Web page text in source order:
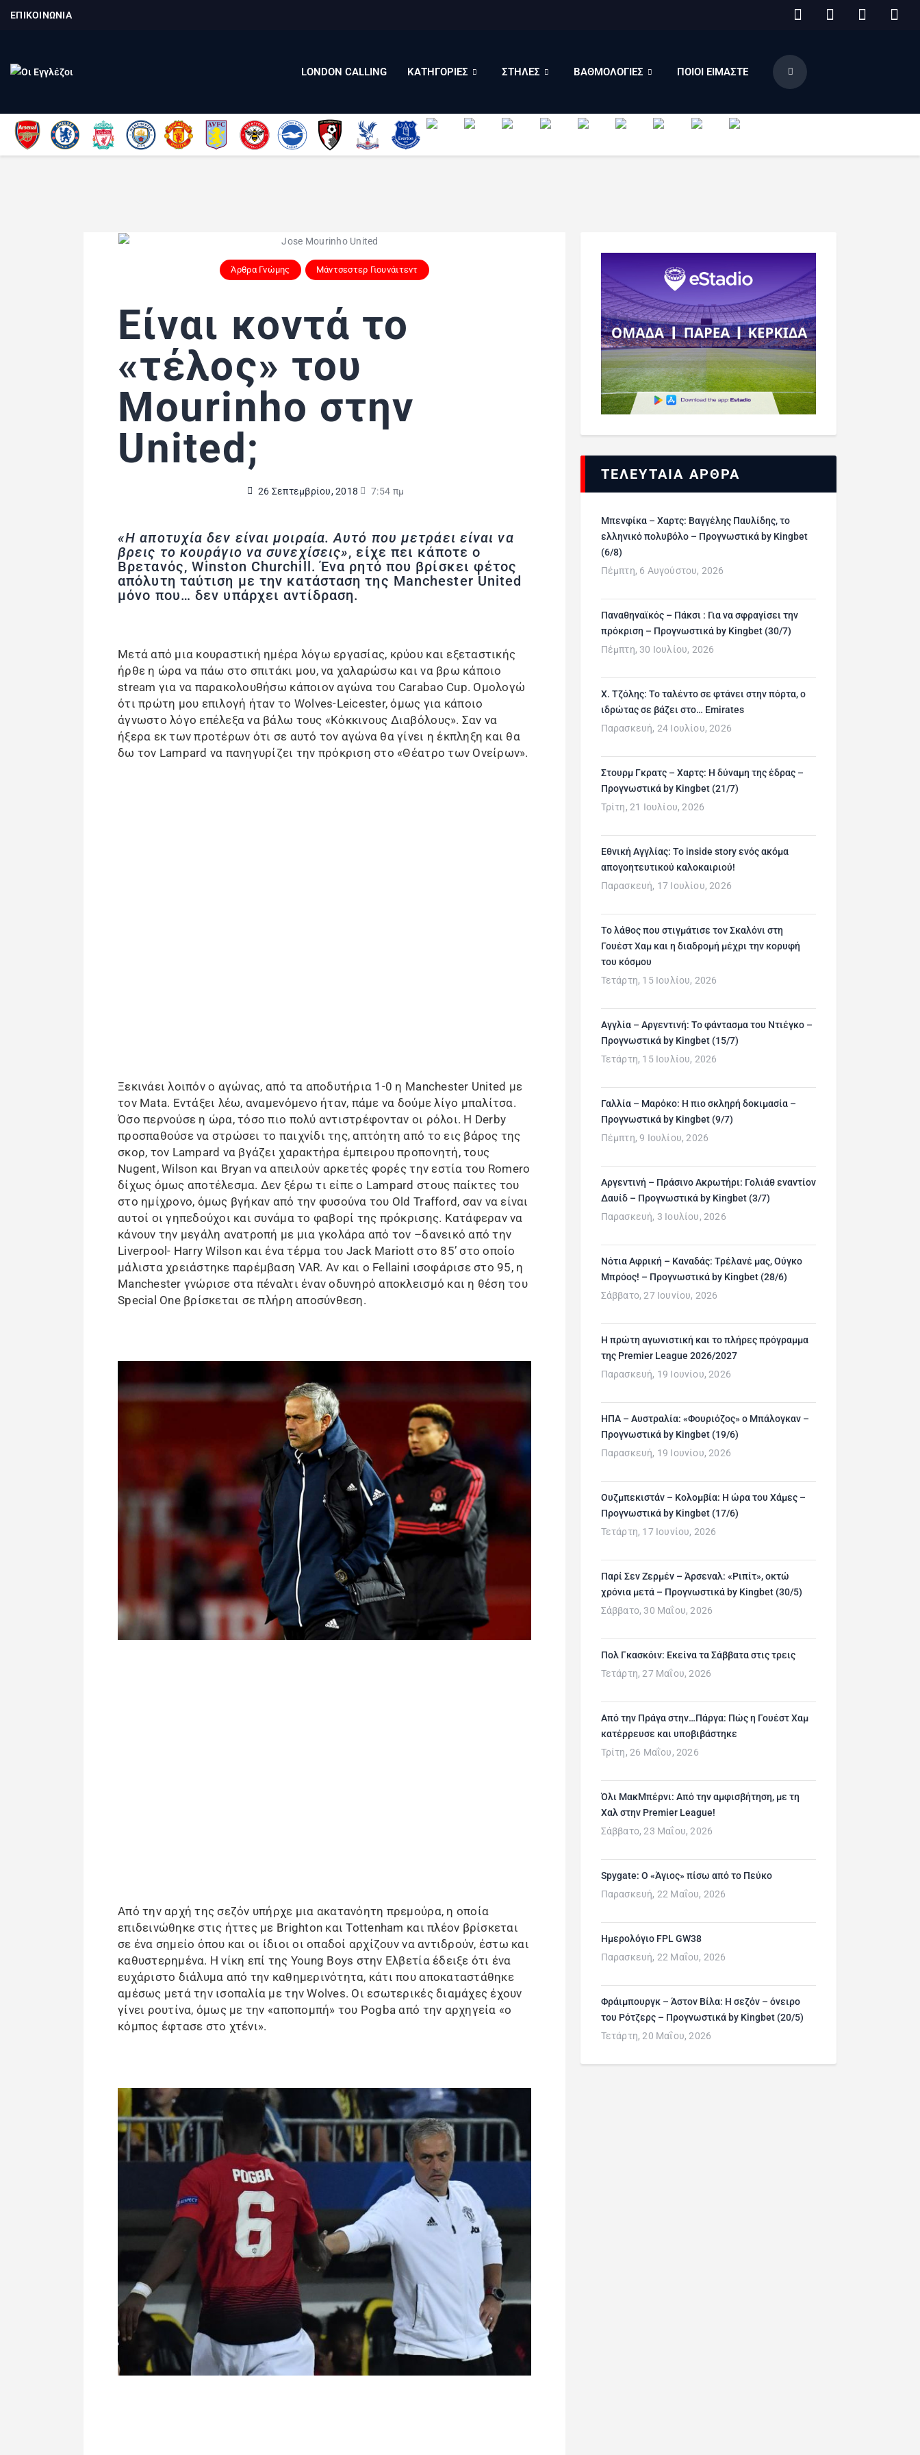
ΕΠΙΚΟΙΝΩΝΙΑ
LONDON CALLING ΚΑΤΗΓΟΡΙΕΣ ΣΤΗΛΕΣ ΒΑΘΜΟΛΟΓΙΕΣ ΠΟΙΟΙ ΕΙΜΑΣΤΕ
Άρθρα Γνώμης Μάντσεστερ Γιουνάιτεντ
Είναι κοντά το
«τέλος» του
Mourinho στην
United;
26 Σεπτεμβρίου, 2018 7:54 πμ
«Η αποτυχία δεν είναι μοιραία. Αυτό που μετράει είναι να
βρεις το κουράγιο να συνεχίσεις», είχε πει κάποτε ο
Βρετανός, Winston Churchill. Ένα ρητό που βρίσκει φέτος
απόλυτη ταύτιση με την κατάσταση της Manchester United
μόνο που… δεν υπάρχει αντίδραση.
Μετά από μια κουραστική ημέρα λόγω εργασίας, κρύου και εξεταστικής
ήρθε η ώρα να πάω στο σπιτάκι μου, να χαλαρώσω και να βρω κάποιο
stream για να παρακολουθήσω κάποιον αγώνα του Carabao Cup. Oμολογώ
ότι πρώτη μου επιλογή ήταν το Wolves-Leicester, όμως για κάποιο
άγνωστο λόγο επέλεξα να βάλω τους «Κόκκινους Διαβόλους». Σαν να
ήξερα εκ των προτέρων ότι σε αυτό τον αγώνα θα γίνει η έκπληξη και θα
δω τον Lampard να πανηγυρίζει την πρόκριση στο «Θέατρο των Ονείρων».
Ξεκινάει λοιπόν ο αγώνας, από τα αποδυτήρια 1-0 η Manchester United με
τον Mata. Εντάξει λέω, αναμενόμενο ήταν, πάμε να δούμε λίγο μπαλίτσα.
Όσο περνούσε η ώρα, τόσο πιο πολύ αντιστρέφονταν οι ρόλοι. H Derby
προσπαθούσε να στρώσει το παιχνίδι της, απτόητη από το εις βάρος της
σκορ, τον Lampard να βγάζει χαρακτήρα έμπειρου προπονητή, τους
Nugent, Wilson και Bryan να απειλούν αρκετές φορές την εστία του Romero
δίχως όμως αποτέλεσμα. Δεν ξέρω τι είπε ο Lampard στους παίκτες του
στο ημίχρονο, όμως βγήκαν από την φυσούνα του Old Trafford, σαν να είναι
αυτοί οι γηπεδούχοι και συνάμα το φαβορί της πρόκρισης. Κατάφεραν να
κάνουν την μεγάλη ανατροπή με μια γκολάρα από τον –δανεικό από την
Liverpool- Harry Wilson και ένα τέρμα του Jack Mariott στο 85’ στο οποίο
μάλιστα χρειάστηκε παρέμβαση VAR. Αν και o Fellaini ισοφάρισε στο 95, η
Manchester γνώρισε στα πέναλτι έναν οδυνηρό αποκλεισμό και η θέση του
Special One βρίσκεται σε πλήρη αποσύνθεση.
Από την αρχή της σεζόν υπήρχε μια ακατανόητη πρεμούρα, η οποία
επιδεινώθηκε στις ήττες με Brighton και Tottenham και πλέον βρίσκεται
σε ένα σημείο όπου και οι ίδιοι οι οπαδοί αρχίζουν να αντιδρούν, έστω και
καθυστερημένα. Η νίκη επί της Young Boys στην Ελβετία έδειξε ότι ένα
ευχάριστο διάλυμα από την καθημερινότητα, κάτι που αποκαταστάθηκε
αμέσως μετά την ισοπαλία με την Wolves. Οι εσωτερικές διαμάχες έχουν
γίνει ρουτίνα, όμως με την «αποπομπή» του Pogba από την αρχηγεία «ο
κόμπος έφτασε στο χτένι».
ΤΕΛΕΥΤΑΙΑ ΑΡΘΡΑ
Μπενφίκα – Χαρτς: Βαγγέλης Παυλίδης, το
ελληνικό πολυβόλο – Προγνωστικά by Kingbet
(6/8)
Πέμπτη, 6 Αυγούστου, 2026
Παναθηναϊκός – Πάκσι : Για να σφραγίσει την
πρόκριση – Προγνωστικά by Kingbet (30/7)
Πέμπτη, 30 Ιουλίου, 2026
Χ. Τζόλης: Το ταλέντο σε φτάνει στην πόρτα, ο
ιδρώτας σε βάζει στο… Emirates
Παρασκευή, 24 Ιουλίου, 2026
Στουρμ Γκρατς – Χαρτς: Η δύναμη της έδρας –
Προγνωστικά by Kingbet (21/7)
Τρίτη, 21 Ιουλίου, 2026
Εθνική Αγγλίας: Το inside story ενός ακόμα
απογοητευτικού καλοκαιριού!
Παρασκευή, 17 Ιουλίου, 2026
Το λάθος που στιγμάτισε τον Σκαλόνι στη
Γουέστ Χαμ και η διαδρομή μέχρι την κορυφή
του κόσμου
Τετάρτη, 15 Ιουλίου, 2026
Αγγλία – Αργεντινή: Το φάντασμα του Ντιέγκο –
Προγνωστικά by Kingbet (15/7)
Τετάρτη, 15 Ιουλίου, 2026
Γαλλία – Μαρόκο: Η πιο σκληρή δοκιμασία –
Προγνωστικά by Kingbet (9/7)
Πέμπτη, 9 Ιουλίου, 2026
Αργεντινή – Πράσινο Ακρωτήρι: Γολιάθ εναντίον
Δαυίδ – Προγνωστικά by Kingbet (3/7)
Παρασκευή, 3 Ιουλίου, 2026
Νότια Αφρική – Καναδάς: Τρέλανέ μας, Ούγκο
Μπρόος! – Προγνωστικά by Kingbet (28/6)
Σάββατο, 27 Ιουνίου, 2026
H πρώτη αγωνιστική και το πλήρες πρόγραμμα
της Premier League 2026/2027
Παρασκευή, 19 Ιουνίου, 2026
ΗΠΑ – Αυστραλία: «Φουριόζος» ο Μπάλογκαν –
Προγνωστικά by Kingbet (19/6)
Παρασκευή, 19 Ιουνίου, 2026
Ουζμπεκιστάν – Κολομβία: Η ώρα του Χάμες –
Προγνωστικά by Kingbet (17/6)
Τετάρτη, 17 Ιουνίου, 2026
Παρί Σεν Ζερμέν – Άρσεναλ: «Ριπίτ», οκτώ
χρόνια μετά – Προγνωστικά by Kingbet (30/5)
Σάββατο, 30 Μαΐου, 2026
Πολ Γκασκόιν: Εκείνα τα Σάββατα στις τρεις
Τετάρτη, 27 Μαΐου, 2026
Από την Πράγα στην…Πάργα: Πώς η Γουέστ Χαμ
κατέρρευσε και υποβιβάστηκε
Τρίτη, 26 Μαΐου, 2026
Όλι ΜακΜπέρνι: Aπό την αμφισβήτηση, με τη
Χαλ στην Premier League!
Σάββατο, 23 Μαΐου, 2026
Spygate: Ο «Άγιος» πίσω από το Πεύκο
Παρασκευή, 22 Μαΐου, 2026
Ημερολόγιο FPL GW38
Παρασκευή, 22 Μαΐου, 2026
Φράιμπουργκ – Άστον Βίλα: Η σεζόν – όνειρο
του Ρότζερς – Προγνωστικά by Kingbet (20/5)
Τετάρτη, 20 Μαΐου, 2026